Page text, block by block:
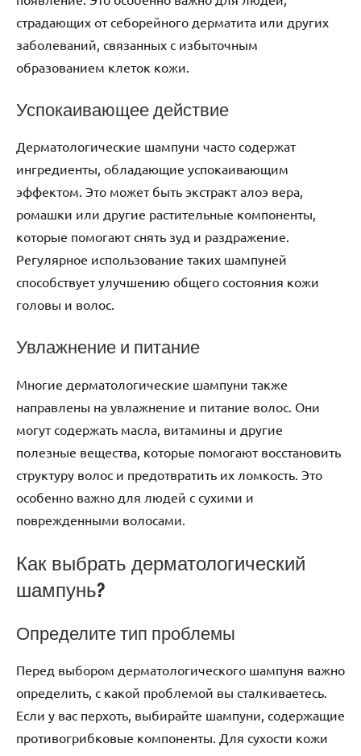
страдающих от себорейного дерматита или других
заболеваний, связанных с избыточным
образованием клеток кожи.
Успокаивающее действие
Дерматологические шампуни часто содержат
ингредиенты, обладающие успокаивающим
эффектом. Это может быть экстракт алоэ вера,
ромашки или другие растительные компоненты,
которые помогают снять зуд и раздражение.
Регулярное использование таких шампуней
способствует улучшению общего состояния кожи
головы и волос.
Увлажнение и питание
Многие дерматологические шампуни также
направлены на увлажнение и питание волос. Они
могут содержать масла, витамины и другие
полезные вещества, которые помогают восстановить
структуру волос и предотвратить их ломкость. Это
особенно важно для людей с сухими и
поврежденными волосами.
Как выбрать дерматологический
шампунь?
Определите тип проблемы
Перед выбором дерматологического шампуня важно
определить, с какой проблемой вы сталкиваетесь.
Если у вас перхоть, выбирайте шампуни, содержащие
противогрибковые компоненты. Для сухости кожи